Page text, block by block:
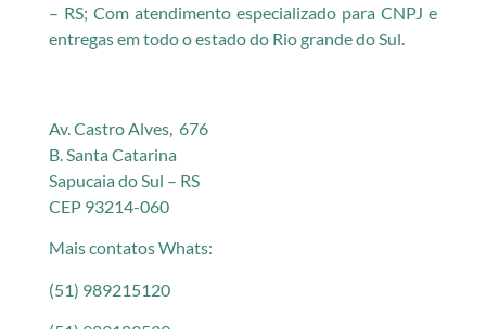
– RS; Com atendimento especializado para CNPJ e
entregas em todo o estado do Rio grande do Sul.
Av. Castro Alves, 676
B. Santa Catarina
Sapucaia do Sul – RS
CEP 93214-060
Mais contatos Whats:
(51) 989215120